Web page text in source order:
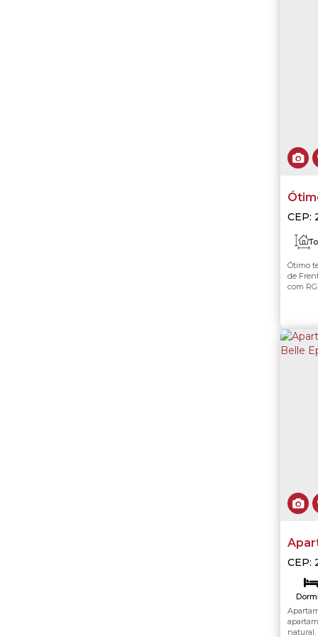
CEP:
Ótimo
de
com
CEP:
Janeiro
natural.